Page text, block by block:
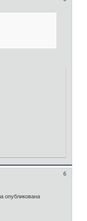
6
опубликована